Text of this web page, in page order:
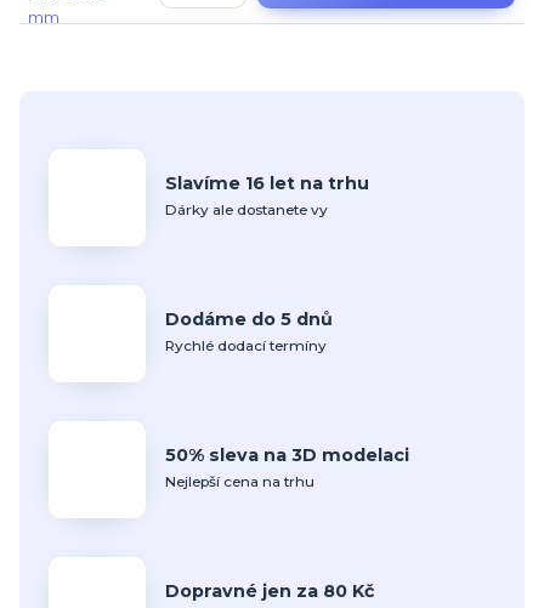
Slavíme 16 let na trhu
Dárky ale dostanete vy
Dodáme do 5 dnů
Rychlé dodací termíny
50% sleva na 3D modelaci
Nejlepší cena na trhu
Dopravné jen za 80 Kč